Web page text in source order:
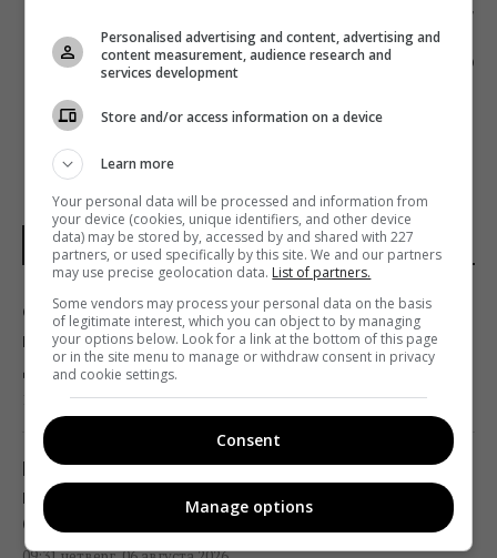
Следующий пост
КАК СОЦСЕТИ МАНИПУЛИРУЮТ ВАМИ РАДИ
ВНИМАНИЯ: TED
ПОГОДА НА ЗАВТРА
Синоптик назвала области, которые
первыми накроет непогода и
долгожданное похолодание
13:19 четверг, 06 августа 2026
После аномальной жары в Украину
ворвутся грозы, шквалы и град, - синоптик
(карта)
Personalised advertising and content, advertising and
content measurement, audience research and
services development
Store and/or access information on a device
Learn more
Your personal data will be processed and information from
your device (cookies, unique identifiers, and other device
data) may be stored by, accessed by and shared with 227
partners, or used specifically by this site. We and our partners
may use precise geolocation data. List of partners.
Some vendors may process your personal data on the basis
of legitimate interest, which you can object to by managing
your options below. Look for a link at the bottom of this page
or in the site menu to manage or withdraw consent in privacy
and cookie settings.
Consent
Manage options